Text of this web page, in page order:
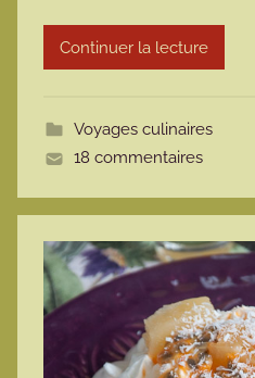
r
Continuer la lecture
Voyages culinaires
18 commentaires